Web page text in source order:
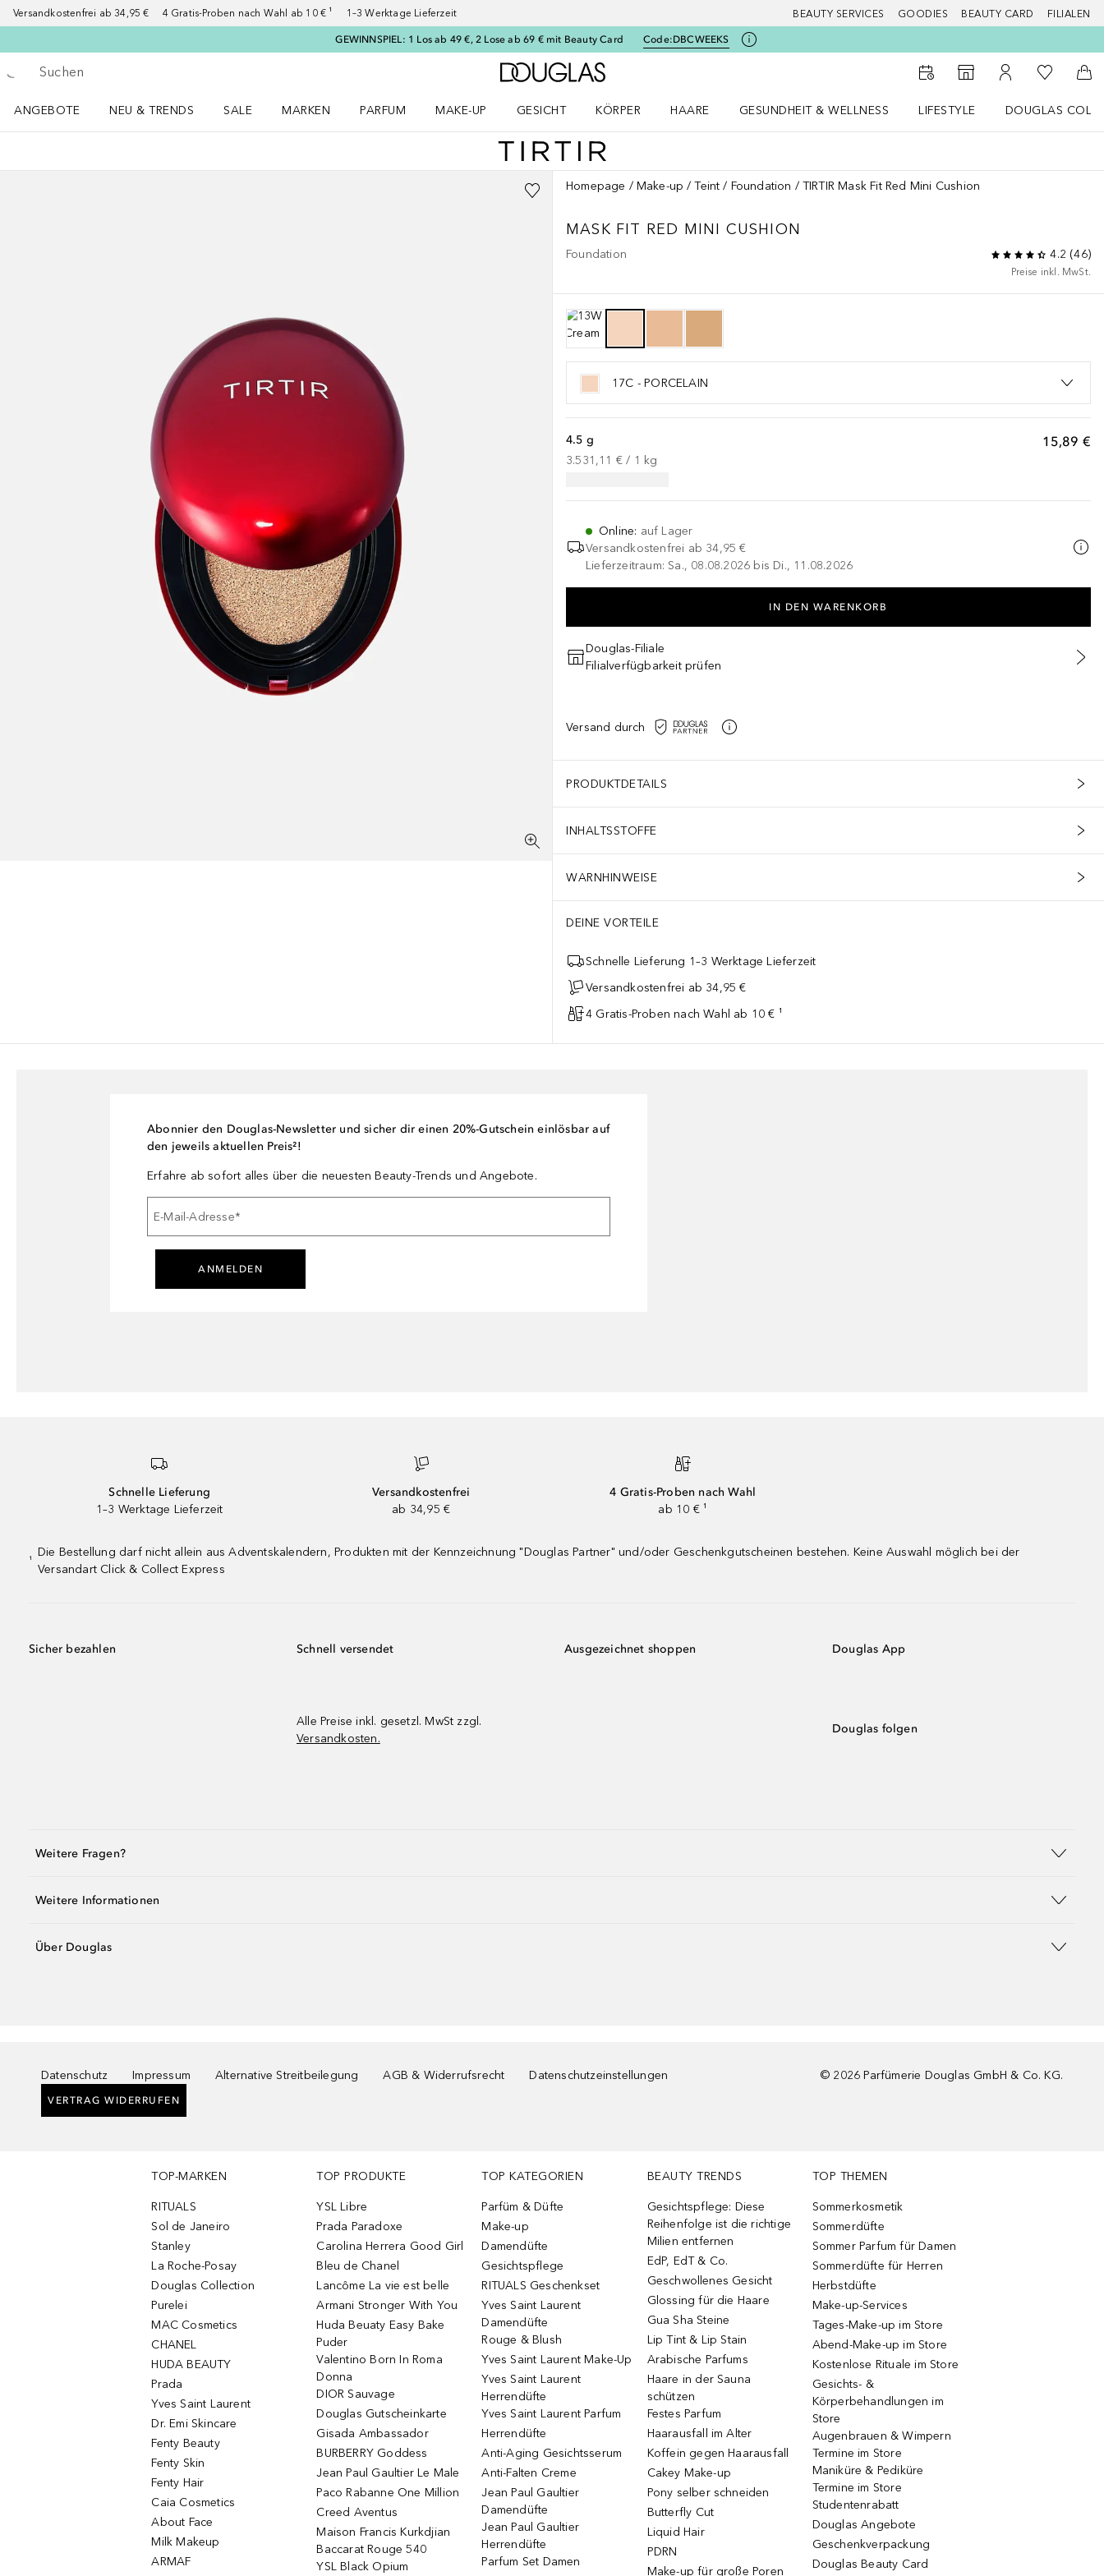
Versandkostenfrei ab 34,95 € 4 Gratis-Proben nach Wahl ab 10 € ¹ 1–3 Werktage Lieferzeit BEAUTY SERVICES GOODIES BEAUTY CARD FILIALEN
GEWINNSPIEL: 1 Los ab 49 €, 2 Lose ab 69 € mit Beauty Card Code:DBCWEEKS
Gehe zurück
Suche ausführen
Zur Douglas Startseite
Zum Storefinder
Zu Meinem
Zu Meiner
ANGEBOTE
NEU & TRENDS
SALE
MARKEN
PARFUM
MAKE-UP
GESICHT
KÖRPER
HAARE
GESUNDHEIT & WELLNESS
LIFESTYLE
DOUGLAS
Homepage Make-up Teint Foundation TIRTIR Mask Fit Red Mini Cushion
MASK FIT RED MINI CUSHION
Foundation 4.2 (46)
Preise inkl. MwSt.
17C - PORCELAIN
15,89 €
4.5 g
3.531,11 € / 1 kg
Online: auf Lager
Versandkostenfrei ab 34,95 €
Lieferzeitraum: Sa., 08.08.2026 bis Di., 11.08.2026
IN DEN WARENKORB
Douglas-Filiale
Filialverfügbarkeit prüfen
Versand durch
PRODUKTDETAILS
INHALTSSTOFFE
WARNHINWEISE
DEINE VORTEILE
Schnelle Lieferung 1–3 Werktage Lieferzeit
Versandkostenfrei ab 34,95 €
4 Gratis-Proben nach Wahl ab 10 € ¹
Abonnier den Douglas-Newsletter und sicher dir einen 20%-Gutschein einlösbar auf
den jeweils aktuellen Preis²!
Erfahre ab sofort alles über die neuesten Beauty-Trends und Angebote.
E-Mail-Adresse*
ANMELDEN
Schnelle Lieferung
1–3 Werktage Lieferzeit
Versandkostenfrei
ab 34,95 €
4 Gratis-Proben nach Wahl
ab 10 € ¹
¹
Die Bestellung darf nicht allein aus Adventskalendern, Produkten mit der Kennzeichnung "Douglas Partner" und/oder Geschenkgutscheinen bestehen. Keine Auswahl möglich bei der
Versandart Click & Collect Express
Sicher bezahlen Schnell versendet
Alle Preise inkl. gesetzl. MwSt zzgl.
Versandkosten.
Ausgezeichnet shoppen Douglas App
Douglas folgen
Weitere Fragen?
Weitere Informationen
Über Douglas
Datenschutz Impressum Alternative Streitbeilegung AGB & Widerrufsrecht Datenschutzeinstellungen
VERTRAG WIDERRUFEN
© 2026 Parfümerie Douglas GmbH & Co. KG.
TOP-MARKEN
RITUALS
Sol de Janeiro
Stanley
La Roche-Posay
Douglas Collection
Purelei
MAC Cosmetics
CHANEL
HUDA BEAUTY
Prada
Yves Saint Laurent
Dr. Emi Skincare
Fenty Beauty
Fenty Skin
Fenty Hair
Caia Cosmetics
About Face
Milk Makeup
ARMAF
TOP PRODUKTE
YSL Libre
Prada Paradoxe
Carolina Herrera Good Girl
Bleu de Chanel
Lancôme La vie est belle
Armani Stronger With You
Huda Beuaty Easy Bake
Puder
Valentino Born In Roma
Donna
DIOR Sauvage
Douglas Gutscheinkarte
Gisada Ambassador
BURBERRY Goddess
Jean Paul Gaultier Le Male
Paco Rabanne One Million
Creed Aventus
Maison Francis Kurkdjian
Baccarat Rouge 540
YSL Black Opium
TOP KATEGORIEN
Parfüm & Düfte
Make-up
Damendüfte
Gesichtspflege
RITUALS Geschenkset
Yves Saint Laurent
Damendüfte
Rouge & Blush
Yves Saint Laurent Make-Up
Yves Saint Laurent
Herrendüfte
Yves Saint Laurent Parfum
Herrendüfte
Anti-Aging Gesichtsserum
Anti-Falten Creme
Jean Paul Gaultier
Damendüfte
Jean Paul Gaultier
Herrendüfte
Parfum Set Damen
BEAUTY TRENDS
Gesichtspflege: Diese
Reihenfolge ist die richtige
Milien entfernen
EdP, EdT & Co.
Geschwollenes Gesicht
Glossing für die Haare
Gua Sha Steine
Lip Tint & Lip Stain
Arabische Parfums
Haare in der Sauna
schützen
Festes Parfum
Haarausfall im Alter
Koffein gegen Haarausfall
Cakey Make-up
Pony selber schneiden
Butterfly Cut
Liquid Hair
PDRN
Make-up für große Poren
TOP THEMEN
Sommerkosmetik
Sommerdüfte
Sommer Parfum für Damen
Sommerdüfte für Herren
Herbstdüfte
Make-up-Services
Tages-Make-up im Store
Abend-Make-up im Store
Kostenlose Rituale im Store
Gesichts- &
Körperbehandlungen im
Store
Augenbrauen & Wimpern
Termine im Store
Maniküre & Pediküre
Termine im Store
Studentenrabatt
Douglas Angebote
Geschenkverpackung
Douglas Beauty Card